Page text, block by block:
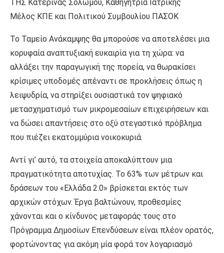
ΤΗΣ Κατερίνας Σολωμού, Καθηγήτρια Ιατρικής
Μέλος ΚΠΕ και Πολιτικού Συμβουλίου ΠΑΣΟΚ
Το Ταμείο Ανάκαμψης θα μπορούσε να αποτελέσει μια
κορυφαία αναπτυξιακή ευκαιρία για τη χώρα: να
αλλάξει την παραγωγική της πορεία, να θωρακίσει
κρίσιμες υποδομές απέναντι σε προκλήσεις όπως η
λειψυδρία, να στηρίξει ουσιαστικά τον ψηφιακό
μετασχηματισμό των μικρομεσαίων επιχειρήσεων και
να δώσει απαντήσεις στο οξύ στεγαστικό πρόβλημα
που πιέζει εκατομμύρια νοικοκυριά.
Αντί γι’ αυτό, τα στοιχεία αποκαλύπτουν μια
πραγματικότητα αποτυχίας. Το 63% των μέτρων και
δράσεων του «Ελλάδα 2.0» βρίσκεται εκτός των
αρχικών στόχων. Έργα βαλτώνουν, προθεσμίες
χάνονται και ο κίνδυνος μεταφοράς τους στο
Πρόγραμμα Δημοσίων Επενδύσεων είναι πλέον ορατός,
φορτώνοντας για ακόμη μία φορά τον λογαριασμό